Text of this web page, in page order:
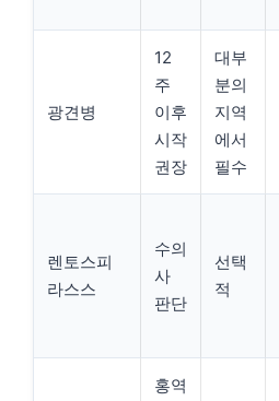
광견병
12
주
이후
시작
권장
대부
분의
지역
에서
필수
렌토스피
라스스
수의
사
판단
선택
적
홍역